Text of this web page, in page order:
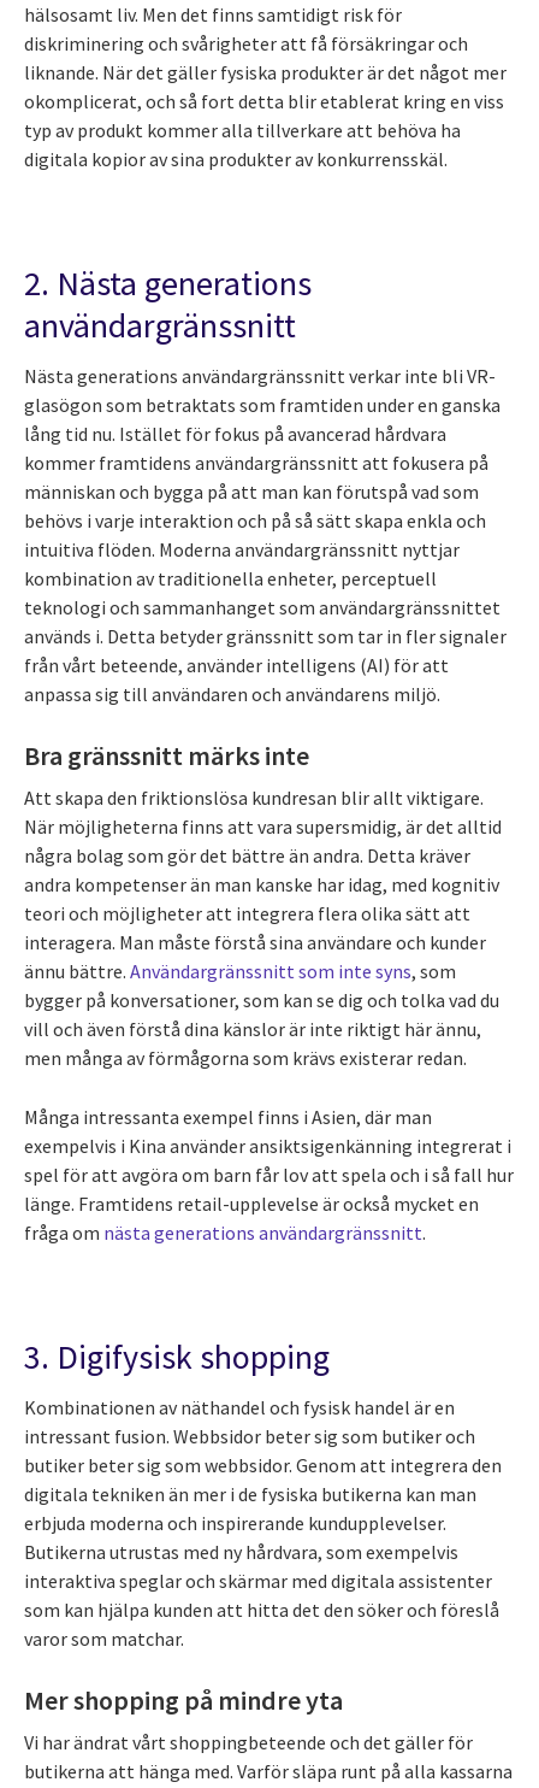
hälsosamt liv. Men det finns samtidigt risk för
diskriminering och svårigheter att få försäkringar och
liknande. När det gäller fysiska produkter är det något mer
okomplicerat, och så fort detta blir etablerat kring en viss
typ av produkt kommer alla tillverkare att behöva ha
digitala kopior av sina produkter av konkurrensskäl.
2. Nästa generations
användargränssnitt
Nästa generations användargränssnitt verkar inte bli VR-
glasögon som betraktats som framtiden under en ganska
lång tid nu. Istället för fokus på avancerad hårdvara
kommer framtidens användargränssnitt att fokusera på
människan och bygga på att man kan förutspå vad som
behövs i varje interaktion och på så sätt skapa enkla och
intuitiva flöden. Moderna användargränssnitt nyttjar
kombination av traditionella enheter, perceptuell
teknologi och sammanhanget som användargränssnittet
används i. Detta betyder gränssnitt som tar in fler signaler
från vårt beteende, använder intelligens (AI) för att
anpassa sig till användaren och användarens miljö.
Bra gränssnitt märks inte
Att skapa den friktionslösa kundresan blir allt viktigare.
När möjligheterna finns att vara supersmidig, är det alltid
några bolag som gör det bättre än andra. Detta kräver
andra kompetenser än man kanske har idag, med kognitiv
teori och möjligheter att integrera flera olika sätt att
interagera. Man måste förstå sina användare och kunder
ännu bättre. Användargränssnitt som inte syns, som
bygger på konversationer, som kan se dig och tolka vad du
vill och även förstå dina känslor är inte riktigt här ännu,
men många av förmågorna som krävs existerar redan.
Många intressanta exempel finns i Asien, där man
exempelvis i Kina använder ansiktsigenkänning integrerat i
spel för att avgöra om barn får lov att spela och i så fall hur
länge. Framtidens retail-upplevelse är också mycket en
fråga om nästa generations användargränssnitt.
3. Digifysisk shopping
Kombinationen av näthandel och fysisk handel är en
intressant fusion. Webbsidor beter sig som butiker och
butiker beter sig som webbsidor. Genom att integrera den
digitala tekniken än mer i de fysiska butikerna kan man
erbjuda moderna och inspirerande kundupplevelser.
Butikerna utrustas med ny hårdvara, som exempelvis
interaktiva speglar och skärmar med digitala assistenter
som kan hjälpa kunden att hitta det den söker och föreslå
varor som matchar.
Mer shopping på mindre yta
Vi har ändrat vårt shoppingbeteende och det gäller för
butikerna att hänga med. Varför släpa runt på alla kassarna